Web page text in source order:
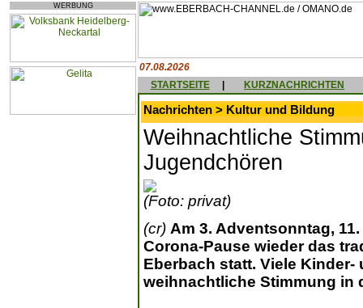
WERBUNG
07.08.2026
STARTSEITE
KURZNACHRICHTEN
Nachrichten > Kultur und Bildung
Weihnachtliche
Jugendchören
(Foto: privat)
(cr) Am 3. Adventsonntag,
Corona-Pause wieder das
Eberbach statt. Viele
weihnachtliche Stimmung in